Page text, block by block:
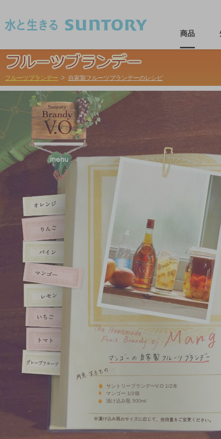
商品
フルーツブランデー 自家製フルーツブランデーのレシピ
サントリーブランデーV.O 1/2本
マンゴー 1/2個
漬け込み瓶 500ml